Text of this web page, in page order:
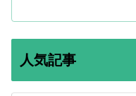
人気記事